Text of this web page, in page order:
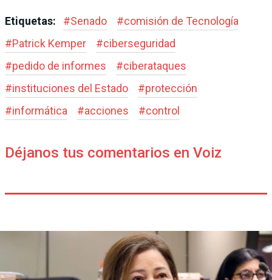
Etiquetas: #Senado #comisión de Tecnología
#Patrick Kemper #ciberseguridad
#pedido de informes #ciberataques
#instituciones del Estado #protección
#informática #acciones #control
Déjanos tus comentarios en Voiz